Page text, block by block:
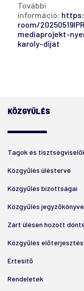
További
információ:
room/
mediaprojekt-
karoly-dijat
KÖZGYŰLÉS
Tagok és
Közgyűlés ülésterve
Közgyűlés bizottságai
Közgyűlés
Zárt ülésen hozott
Közgyűlés
Értesítő
Rendeletek